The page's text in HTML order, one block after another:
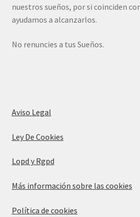
nuestros sueños, por si coinciden
ayudamos a alcanzarlos.
No renuncies a tus Sueños.
Aviso Legal
Ley De Cookies
Lopd y Rgpd
Más información sobre las cookies
Política de cookies